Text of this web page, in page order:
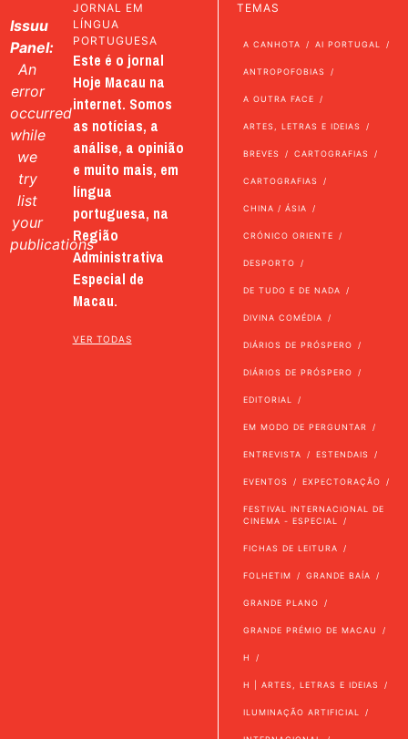
Issuu
Panel:
An
error
occurred
while
we
try
list
your
publications
JORNAL EM
LÍNGUA
PORTUGUESA
Este é o jornal
Hoje Macau na
internet. Somos
as notícias, a
análise, a opinião
e muito mais, em
língua
portuguesa, na
Região
Administrativa
Especial de
Macau.
VER TODAS
TEMAS
A CANHOTA AI PORTUGAL
ANTROPOFOBIAS
A OUTRA FACE
ARTES, LETRAS E IDEIAS
BREVES CARTOGRAFIAS
CARTOGRAFIAS
CHINA / ÁSIA
CRÓNICO ORIENTE
DESPORTO
DE TUDO E DE NADA
DIVINA COMÉDIA
DIÁRIOS DE PRÓSPERO
DIÁRIOS DE PRÓSPERO
EDITORIAL
EM MODO DE PERGUNTAR
ENTREVISTA ESTENDAIS
EVENTOS EXPECTORAÇÃO
FESTIVAL INTERNACIONAL DE
CINEMA - ESPECIAL
FICHAS DE LEITURA
FOLHETIM GRANDE BAÍA
GRANDE PLANO
GRANDE PRÉMIO DE MACAU
H
H | ARTES, LETRAS E IDEIAS
ILUMINAÇÃO ARTIFICIAL